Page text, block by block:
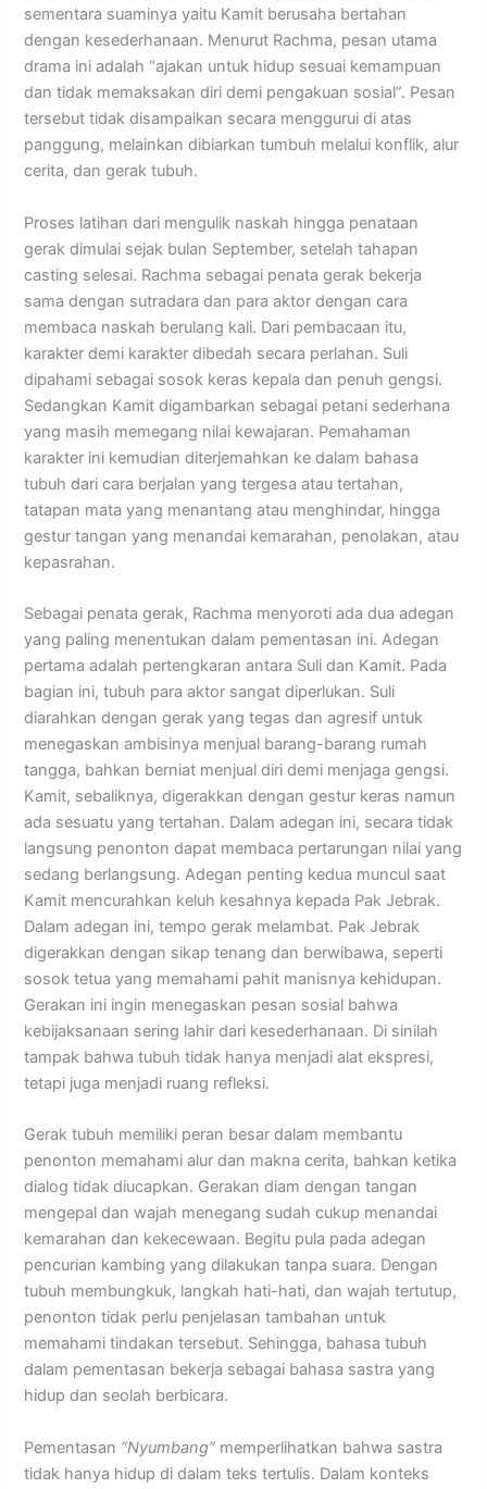
sementara suaminya yaitu Kamit berusaha bertahan
dengan kesederhanaan. Menurut Rachma, pesan utama
drama ini adalah “ajakan untuk hidup sesuai kemampuan
dan tidak memaksakan diri demi pengakuan sosial”. Pesan
tersebut tidak disampaikan secara menggurui di atas
panggung, melainkan dibiarkan tumbuh melalui konflik, alur
cerita, dan gerak tubuh.
Proses latihan dari mengulik naskah hingga penataan
gerak dimulai sejak bulan September, setelah tahapan
casting selesai. Rachma sebagai penata gerak bekerja
sama dengan sutradara dan para aktor dengan cara
membaca naskah berulang kali. Dari pembacaan itu,
karakter demi karakter dibedah secara perlahan. Suli
dipahami sebagai sosok keras kepala dan penuh gengsi.
Sedangkan Kamit digambarkan sebagai petani sederhana
yang masih memegang nilai kewajaran. Pemahaman
karakter ini kemudian diterjemahkan ke dalam bahasa
tubuh dari cara berjalan yang tergesa atau tertahan,
tatapan mata yang menantang atau menghindar, hingga
gestur tangan yang menandai kemarahan, penolakan, atau
kepasrahan.
Sebagai penata gerak, Rachma menyoroti ada dua adegan
yang paling menentukan dalam pementasan ini. Adegan
pertama adalah pertengkaran antara Suli dan Kamit. Pada
bagian ini, tubuh para aktor sangat diperlukan. Suli
diarahkan dengan gerak yang tegas dan agresif untuk
menegaskan ambisinya menjual barang-barang rumah
tangga, bahkan berniat menjual diri demi menjaga gengsi.
Kamit, sebaliknya, digerakkan dengan gestur keras namun
ada sesuatu yang tertahan. Dalam adegan ini, secara tidak
langsung penonton dapat membaca pertarungan nilai yang
sedang berlangsung. Adegan penting kedua muncul saat
Kamit mencurahkan keluh kesahnya kepada Pak Jebrak.
Dalam adegan ini, tempo gerak melambat. Pak Jebrak
digerakkan dengan sikap tenang dan berwibawa, seperti
sosok tetua yang memahami pahit manisnya kehidupan.
Gerakan ini ingin menegaskan pesan sosial bahwa
kebijaksanaan sering lahir dari kesederhanaan. Di sinilah
tampak bahwa tubuh tidak hanya menjadi alat ekspresi,
tetapi juga menjadi ruang refleksi.
Gerak tubuh memiliki peran besar dalam membantu
penonton memahami alur dan makna cerita, bahkan ketika
dialog tidak diucapkan. Gerakan diam dengan tangan
mengepal dan wajah menegang sudah cukup menandai
kemarahan dan kekecewaan. Begitu pula pada adegan
pencurian kambing yang dilakukan tanpa suara. Dengan
tubuh membungkuk, langkah hati-hati, dan wajah tertutup,
penonton tidak perlu penjelasan tambahan untuk
memahami tindakan tersebut. Sehingga, bahasa tubuh
dalam pementasan bekerja sebagai bahasa sastra yang
hidup dan seolah berbicara.
Pementasan “Nyumbang” memperlihatkan bahwa sastra
tidak hanya hidup di dalam teks tertulis. Dalam konteks